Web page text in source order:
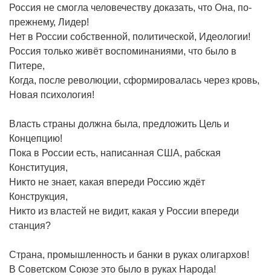
Россия не смогла человечеству доказать, что Она, по-
прежнему, Лидер!
Нет в России собственной, политической, Идеологии!
Россия только живёт воспоминаниями, что было в
Питере,
Когда, после революции, сформировалась через кровь,
Новая психология!
Власть страны должна была, предложить Цель и
Концепцию!
Пока в России есть, написанная США, рабская
Конституция,
Никто не знает, какая впереди Россию ждёт
Конструкция,
Никто из властей не видит, какая у России впереди
станция?
Страна, промышленность и банки в руках олигархов!
В Советском Союзе это было в руках Народа!